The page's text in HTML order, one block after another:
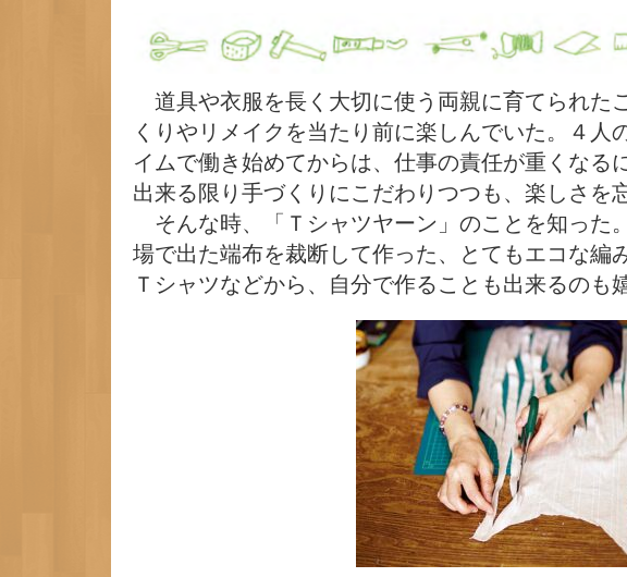
道具や衣服を長く大切に使う両親に育てられた
くりやリメイクを当たり前に楽しんでいた。４人
イムで働き始めてからは、仕事の責任が重くなる
出来る限り手づくりにこだわりつつも、楽しさを
そんな時、「Ｔシャツヤーン」のことを知った
場で出た端布を裁断して作った、とてもエコな編
Ｔシャツなどから、自分で作ることも出来るのも